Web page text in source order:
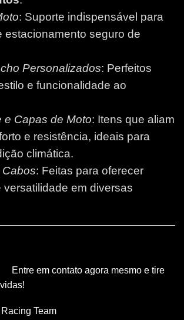
: Suporte indispensável para
estacionamento seguro de
Personalizados: Perfeitos
e funcionalidade ao
e Capas de Moto: Itens que aliam
e resistência, ideais para
climática.
: Feitas para oferecer
versatilidade em diversas
Entre em contato agora mesmo e tire
Team